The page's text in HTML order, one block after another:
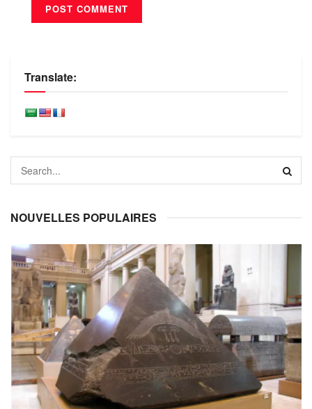
Translate:
NOUVELLES POPULAIRES